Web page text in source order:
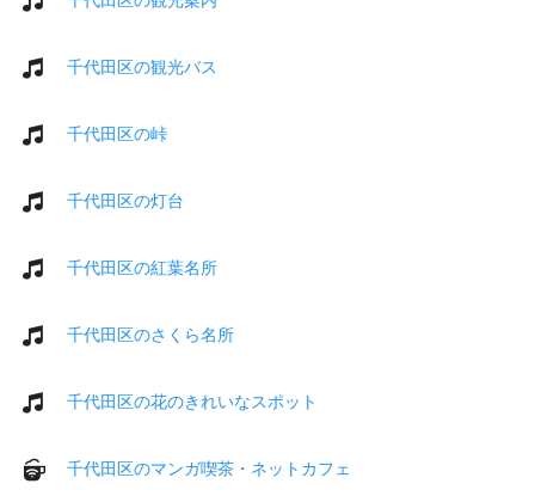
千代田区の観光バス
千代田区の峠
千代田区の灯台
千代田区の紅葉名所
千代田区のさくら名所
千代田区の花のきれいなスポット
千代田区のマンガ喫茶・ネットカフェ